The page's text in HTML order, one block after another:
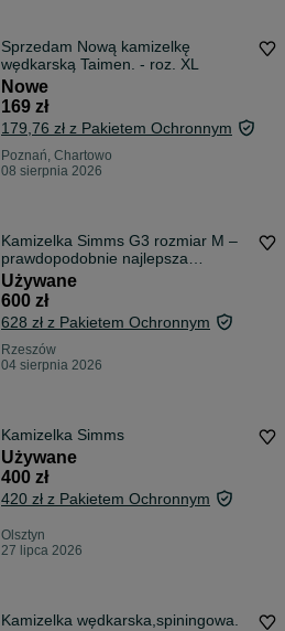
Sprzedam Nową kamizelkę
wędkarską Taimen. - roz. XL
Nowe
169 zł
179,76 zł z Pakietem Ochronnym
Poznań, Chartowo
08 sierpnia 2026
Kamizelka Simms G3 rozmiar M –
prawdopodobnie najlepsza
kamizelka muchowa na świecie.
Używane
600 zł
628 zł z Pakietem Ochronnym
Rzeszów
04 sierpnia 2026
Kamizelka Simms
Używane
400 zł
420 zł z Pakietem Ochronnym
Olsztyn
27 lipca 2026
Kamizelka wędkarska,spiningowa.